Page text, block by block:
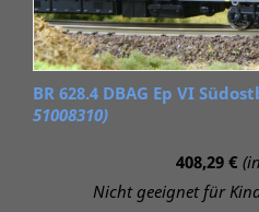
BR 628.4 DBAG Ep VI
51008310)
408,29 €
Nicht geeignet für